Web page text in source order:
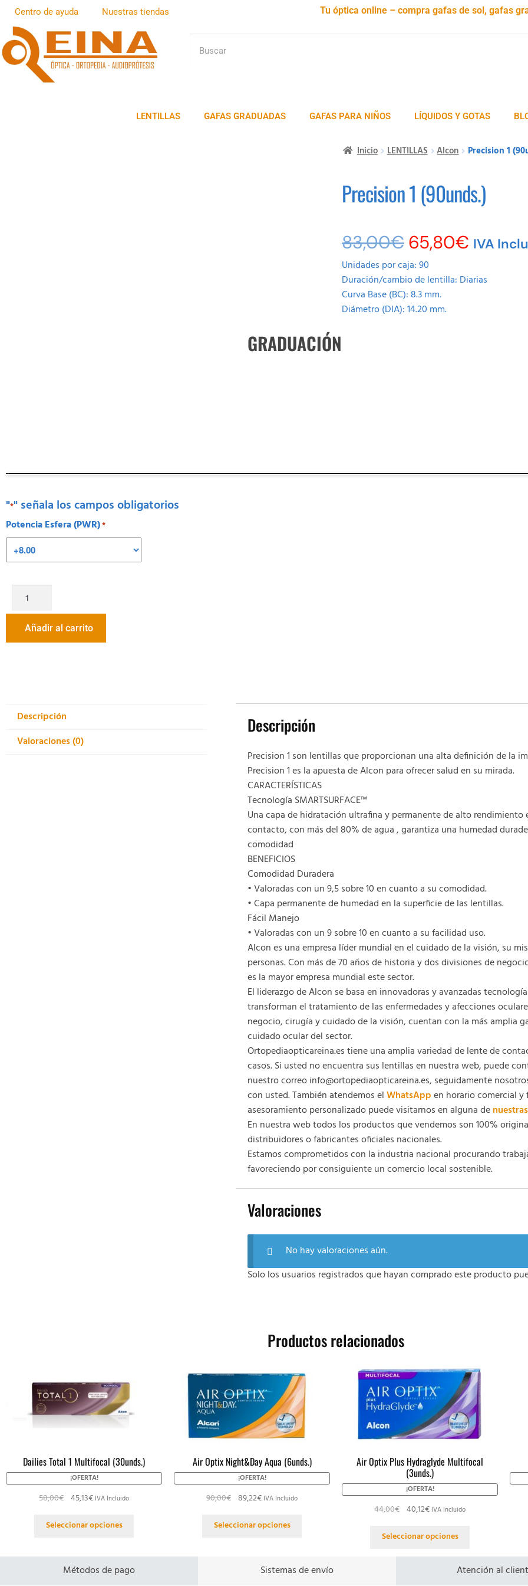
Centro de ayuda Nuestras tiendas Tu óptica online – compra gafas de sol, gafas
LENTILLAS GAFAS GRADUADAS GAFAS PARA NIÑOS LÍQUIDOS Y GOTAS
Inicio LENTILLAS Alcon Precision 1
Precision 1 (90unds.)
83,00€ 65,80€ IVA
Unidades por caja: 90
Duración/cambio de lentilla: Diarias
Curva Base (BC): 8.3 mm.
Diámetro (DIA): 14.20 mm.
GRADUACIÓN
"*" señala los campos obligatorios
Potencia Esfera (PWR)*
Añadir al carrito
Descripción
Valoraciones (0)
Descripción
Precision 1 son lentillas que proporcionan una alta definición de la
Precision 1 es la apuesta de Alcon para ofrecer salud en su mirada.
CARACTERÍSTICAS
Tecnología SMARTSURFACE™
Una capa de hidratación ultrafina y permanente de alto rendimiento
contacto, con más del 80% de agua , garantiza una humedad
comodidad
BENEFICIOS
Comodidad Duradera
• Valoradas con un 9,5 sobre 10 en cuanto a su comodidad.
• Capa permanente de humedad en la superficie de las lentillas.
Fácil Manejo
• Valoradas con un 9 sobre 10 en cuanto a su facilidad uso.
Alcon es una empresa líder mundial en el cuidado de la visión, su
personas. Con más de 70 años de historia y dos divisiones de
es la mayor empresa mundial este sector.
El liderazgo de Alcon se basa en innovadoras y avanzadas
transforman el tratamiento de las enfermedades y afecciones
negocio, cirugía y cuidado de la visión, cuentan con la más amplia
cuidado ocular del sector.
Ortopediaopticareina.es tiene una amplia variedad de lente de
casos. Si usted no encuentra sus lentillas en nuestra web, puede
nuestro correo info@ortopediaopticareina.es, seguidamente
con usted. También atendemos elWhatsAppen horario comercial
asesoramiento personalizado puede visitarnos en alguna de
En nuestra web todos los productos que vendemos son 100%
distribuidores o fabricantes oficiales nacionales.
Estamos comprometidos con la industria nacional procurando
favoreciendo por consiguiente un comercio local sostenible.
Valoraciones
No hay valoraciones aún.
Solo los usuarios registrados que hayan comprado este producto
Productos relacionados
Dailies Total 1 Multifocal (30unds.)
¡OFERTA!
58,00€ 45,13€ IVA Incluido
Seleccionar opciones
Air Optix Night&Day Aqua (6unds.)
¡OFERTA!
90,00€ 89,22€ IVA Incluido
Seleccionar opciones
Air Optix Plus Hydraglyde Multifocal
(3unds.)
¡OFERTA!
44,00€ 40,12€ IVA Incluido
Seleccionar opciones
Métodos de pago Sistemas de envío Atención al